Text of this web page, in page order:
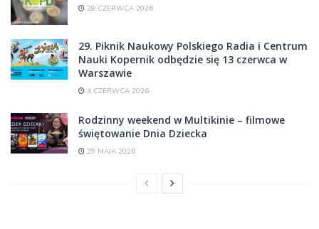
28 CZERWCA 2026
29. Piknik Naukowy Polskiego Radia i Centrum
Nauki Kopernik odbędzie się 13 czerwca w
Warszawie
4 CZERWCA 2026
Rodzinny weekend w Multikinie – filmowe
świętowanie Dnia Dziecka
29 MAJA 2026